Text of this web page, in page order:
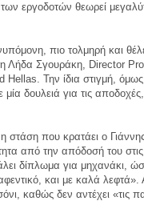
εργοδοτών θεωρεί
πιο τολμηρή και
η Λήδα Σγουράκη, Director
Την ίδια στιγμή,
δουλειά για τις
η στάση που κρατάει ο
από την απόδοσή του στις
δίπλωμα για μηχανάκι,
και με καλά λεφτά».
καθώς δεν αντέχει «τις